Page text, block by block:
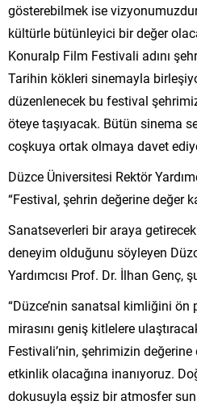
gösterebilmek ise
kültürle bütünleyici bir değer
Konuralp Film Festivali adını
Tarihin kökleri sinemayla
düzenlenecek bu festival
öteye taşıyacak. Bütün sinema
coşkuya ortak olmaya davet
Düzce Üniversitesi Rektör
“Festival, şehrin değerine değer
Sanatseverleri bir araya
deneyim olduğunu söyleyen
Yardımcısı Prof. Dr. İlhan Genç,
“Düzce’nin sanatsal kimliğini ön
mirasını geniş kitlelere
Festivali’nin, şehrimizin
etkinlik olacağına inanıyoruz.
dokusuyla eşsiz bir atmosfer